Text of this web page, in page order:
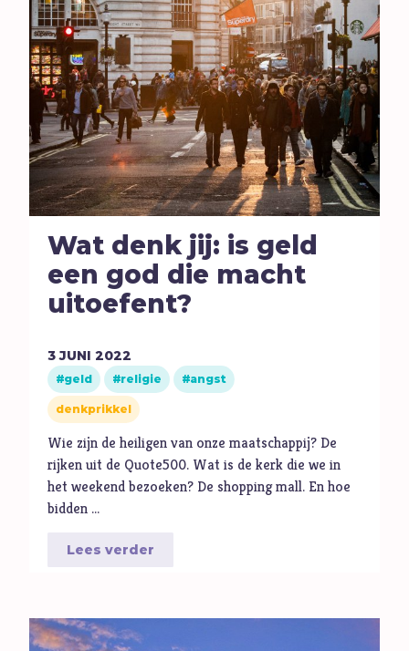
Seks
Sport
Stilte
Toekomst
Trouw
Twijfel
V
Verbond
Verdriet
Vergeving
Verlangen
Verleiding
Vertrouwen
Vervolging
Volharding
Vragen
Vreugde
Vriendschap
Z
Zelfbeeld
Wat denk jij: is geld
een god die macht
uitoefent?
3 JUNI 2022
geld religie angst
denkprikkel
Wie zijn de heiligen van onze maatschappij? De
rijken uit de Quote500. Wat is de kerk die we in
het weekend bezoeken? De shopping mall. En hoe
bidden …
Lees verder